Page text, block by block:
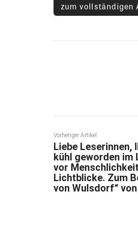
zum vollständigen
Vorheriger Artikel
Liebe Leserinnen,
kühl geworden im
vor
Lichtblicke. Zum
von Wulsdorf“